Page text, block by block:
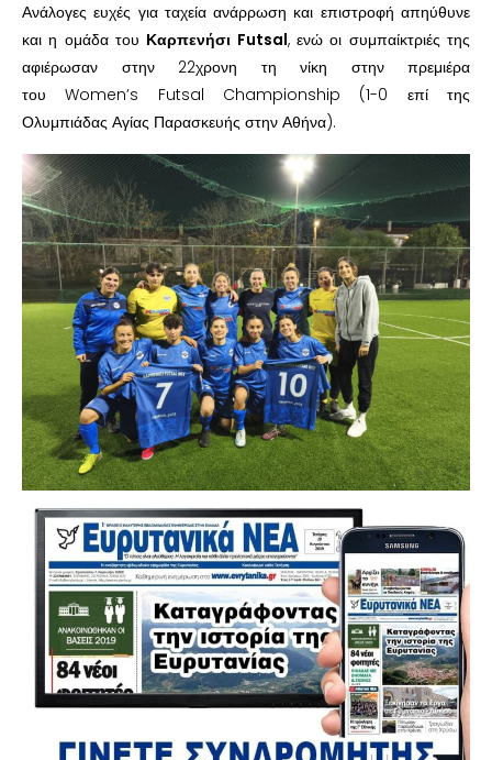
Ανάλογες ευχές για ταχεία ανάρρωση και επιστροφή απηύθυνε
και η ομάδα του Καρπενήσι Futsal, ενώ οι συμπαίκτριές της
αφιέρωσαν στην 22χρονη τη νίκη στην πρεμιέρα
του Women’s Futsal Championship (1-0 επί της
Ολυμπιάδας Αγίας Παρασκευής στην Αθήνα).